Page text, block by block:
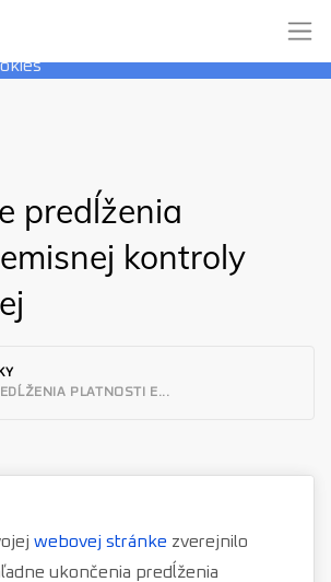
ktoré nám umožňujú poskytovať pre vás
predĺženia
kontroly
PLATNOSTI E...
webovej stránke zverejnilo
ukončenia predĺženia